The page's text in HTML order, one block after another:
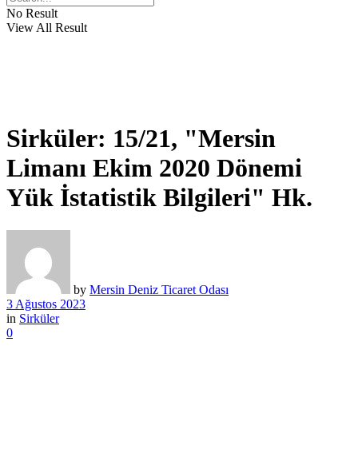
No Result
View All Result
Sirküler: 15/21, "Mersin
Limanı Ekim 2020 Dönemi
Yük İstatistik Bilgileri" Hk.
by Mersin Deniz Ticaret Odası
3 Ağustos 2023
in Sirküler
0